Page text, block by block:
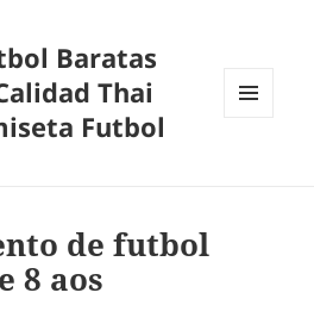
Baratas
Thai
Futbol
de futbol
8 aos